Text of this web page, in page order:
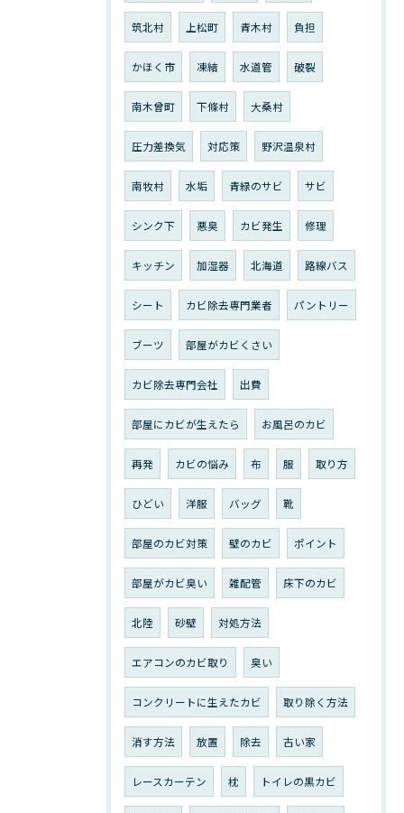
筑北村 上松町 青木村 負担
かほく市 凍結 水道管 破裂
南木曾町 下條村 大桑村
圧力差換気 対応策 野沢温泉村
南牧村 水垢 青緑のサビ サビ
シンク下 悪臭 カビ発生 修理
キッチン 加湿器 北海道 路線バス
シート カビ除去専門業者 パントリー
ブーツ 部屋がカビくさい
カビ除去専門会社 出費
部屋にカビが生えたら お風呂のカビ
再発 カビの悩み 布 服 取り方
ひどい 洋服 バッグ 靴
部屋のカビ対策 壁のカビ ポイント
部屋がカビ臭い 雑配管 床下のカビ
北陸 砂壁 対処方法
エアコンのカビ取り 臭い
コンクリートに生えたカビ 取り除く方法
消す方法 放置 除去 古い家
レースカーテン 枕 トイレの黒カビ